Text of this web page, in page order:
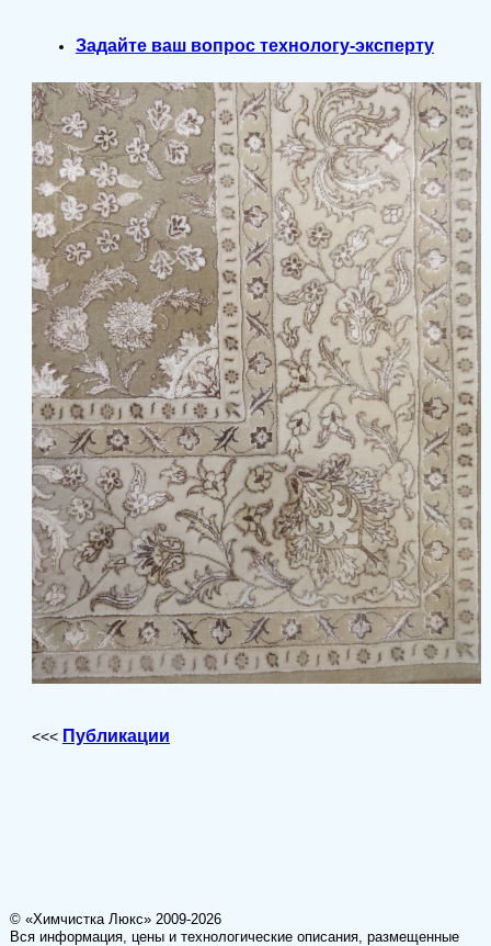
Задайте ваш вопрос технологу-эксперту
<<< Публикации
© «Химчистка Люкс» 2009-2026
Вся информация, цены и технологические описания, размещенные